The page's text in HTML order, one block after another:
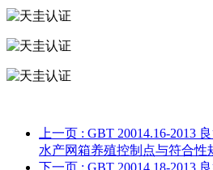
上一页 : GBT 20014.16-2013
水产网箱养殖控制点与符合性
下一页 : GBT 20014.18-2013